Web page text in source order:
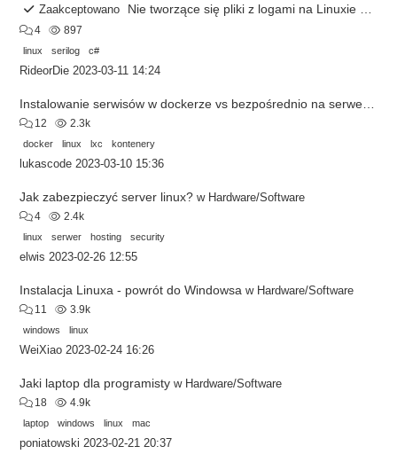
Zaakceptowano Nie tworzące się pliki z logami na Linuxie
4
897
linux
serilog c#
RideorDie 2023-03-11 14:24
12
2.3k
docker
linux lxc kontenery
lukascode 2023-03-10 15:36
Jak zabezpieczyć server linux? w Hardware/Software
4
2.4k
linux
serwer hosting security
elwis 2023-02-26 12:55
Instalacja Linuxa - powrót do Windowsa w Hardware/Software
11
3.9k
windows
linux
WeiXiao 2023-02-24 16:26
Jaki laptop dla programisty w Hardware/Software
18
4.9k
laptop
windows linux mac
poniatowski 2023-02-21 20:37